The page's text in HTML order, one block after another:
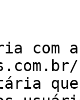
com